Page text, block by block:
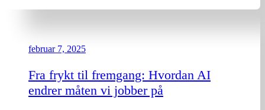
februar 7, 2025
Fra frykt til fremgang: Hvordan AI
endrer måten vi jobber på